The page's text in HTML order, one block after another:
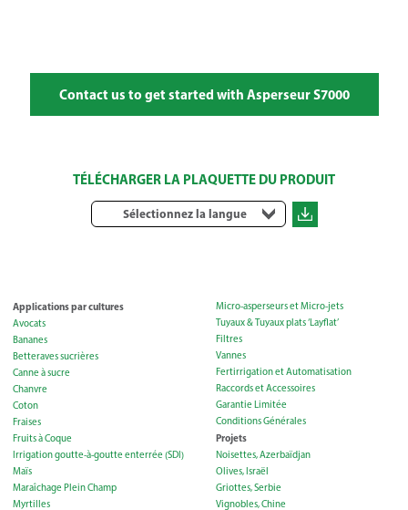
Contact us to get started with Asperseur S7000
TÉLÉCHARGER LA PLAQUETTE DU PRODUIT
Sélectionnez la langue
Applications par cultures
Avocats
Bananes
Betteraves sucrières
Canne à sucre
Chanvre
Coton
Fraises
Fruits à Coque
Irrigation goutte-à-goutte enterrée (SDI)
Maïs
Maraîchage Plein Champ
Myrtilles
Micro-asperseurs et Micro-jets
Tuyaux & Tuyaux plats ‘Layflat’
Filtres
Vannes
Fertirrigation et Automatisation
Raccords et Accessoires
Garantie Limitée
Conditions Générales
Projets
Noisettes, Azerbaïdjan
Olives, Israël
Griottes, Serbie
Vignobles, Chine